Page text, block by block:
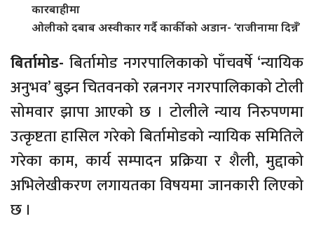
कारबाहीमा
ओलीको दबाब अस्वीकार गर्दै कार्कीको अडान- ‘राजीनामा दिन्नँ’
बिर्तामोड- बिर्तामोड नगरपालिकाको पाँचवर्षे ‘न्यायिक
अनुभव’ बुझ्न चितवनको रत्ननगर नगरपालिकाको टोली
सोमवार झापा आएको छ । टोलीले न्याय निरुपणमा
उत्कृष्टता हासिल गरेको बिर्तामोडको न्यायिक समितिले
गरेका काम, कार्य सम्पादन प्रक्रिया र शैली, मुद्दाको
अभिलेखीकरण लगायतका विषयमा जानकारी लिएको
छ ।